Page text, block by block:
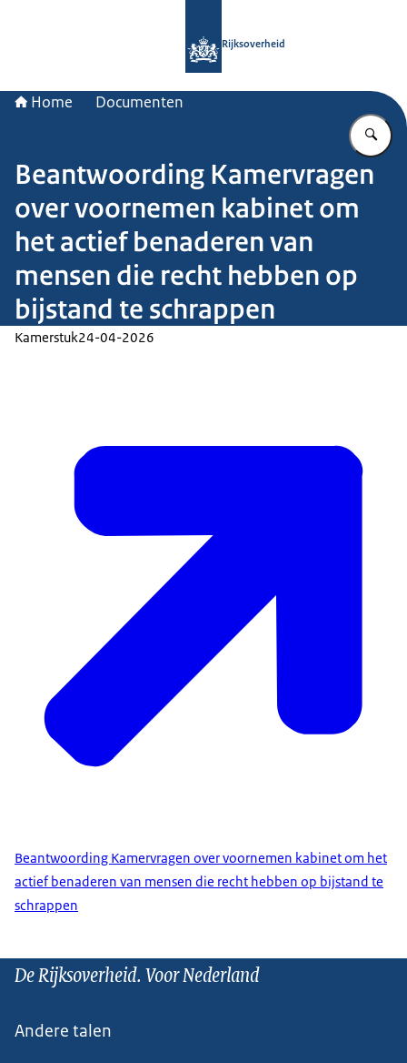
Rijksoverheid
Home Documenten
Beantwoording Kamervragen
over voornemen kabinet om
het actief benaderen van
mensen die recht hebben op
bijstand te schrappen
Kamerstuk24-04-2026
Beantwoording Kamervragen over voornemen kabinet om het
actief benaderen van mensen die recht hebben op bijstand te
schrappen
De Rijksoverheid. Voor Nederland
Andere talen